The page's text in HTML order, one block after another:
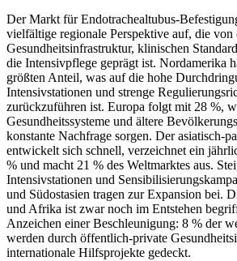
Der Markt für Endotrachealtubus-
vielfältige regionale Perspektive auf, die von
Gesundheitsinfrastruktur, klinischen
die Intensivpflege geprägt ist. Nordamerika
größten Anteil, was auf die hohe
Intensivstationen und strenge
zurückzuführen ist. Europa folgt mit 28 %,
Gesundheitssysteme und ältere
konstante Nachfrage sorgen. Der asiatisch-
entwickelt sich schnell, verzeichnet ein
% und macht 21 % des Weltmarktes aus.
Intensivstationen und
und Südostasien tragen zur Expansion bei.
und Afrika ist zwar noch im Entstehen
Anzeichen einer Beschleunigung: 8 % der
werden durch öffentlich-private
internationale Hilfsprojekte gedeckt.